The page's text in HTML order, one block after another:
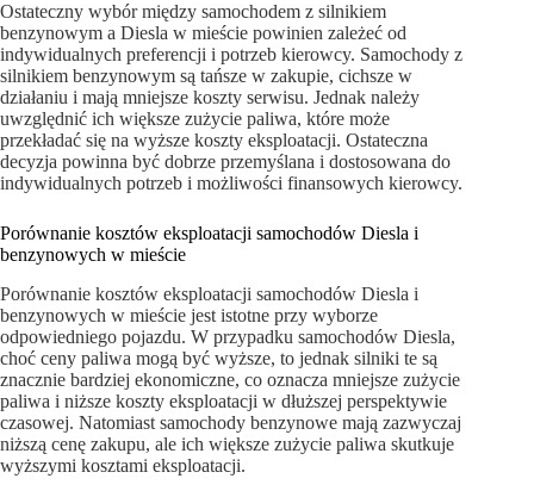
Ostateczny wybór między samochodem z silnikiem
benzynowym a Diesla w mieście powinien zależeć od
indywidualnych preferencji i potrzeb kierowcy. Samochody z
silnikiem benzynowym są tańsze w zakupie, cichsze w
działaniu i mają mniejsze koszty serwisu. Jednak należy
uwzględnić ich większe zużycie paliwa, które może
przekładać się na wyższe koszty eksploatacji. Ostateczna
decyzja powinna być dobrze przemyślana i dostosowana do
indywidualnych potrzeb i możliwości finansowych kierowcy.
Porównanie kosztów eksploatacji samochodów Diesla i
benzynowych w mieście
Porównanie kosztów eksploatacji samochodów Diesla i
benzynowych w mieście jest istotne przy wyborze
odpowiedniego pojazdu. W przypadku samochodów Diesla,
choć ceny paliwa mogą być wyższe, to jednak silniki te są
znacznie bardziej ekonomiczne, co oznacza mniejsze zużycie
paliwa i niższe koszty eksploatacji w dłuższej perspektywie
czasowej. Natomiast samochody benzynowe mają zazwyczaj
niższą cenę zakupu, ale ich większe zużycie paliwa skutkuje
wyższymi kosztami eksploatacji.